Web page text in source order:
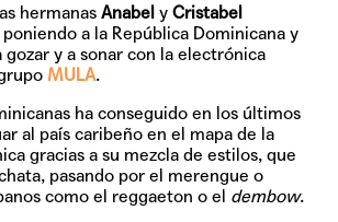
hermanasAnabel yCristabel
a la República Dominicana y
gozar y a sonar con la electrónica
MULA.
ha conseguido en los últimos
al país caribeño en el mapa de la
gracias a su mezcla de estilos, que
pasando por el merengue o
como el reggaeton o el dembow.